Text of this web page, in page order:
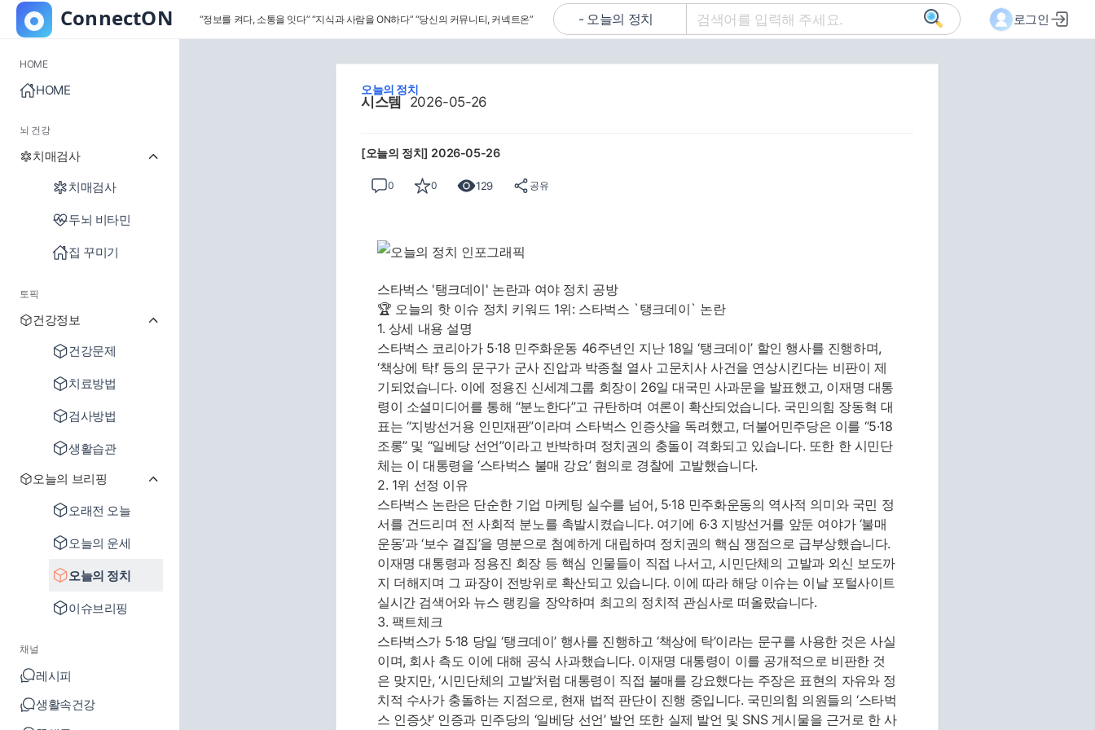
“정보를 켜다, 소통을 잇다” “지식과 사람을 ON하다” “당신의 커뮤니티, 커넥트온” 로그인
HOME
HOME
뇌 건강
치매검사
치매검사
두뇌 비타민
집 꾸미기
토픽
건강정보
건강문제
치료방법
검사방법
생활습관
오늘의 브리핑
오래전 오늘
오늘의 운세
오늘의 정치
이슈브리핑
채널
레시피
생활속건강
오늘의 정치
시스템 2026-05-26
[오늘의 정치] 2026-05-26
0 0 129 공유
스타벅스 '탱크데이' 논란과 여야 정치 공방
🏆 오늘의 핫 이슈 정치 키워드 1위: 스타벅스 `탱크데이` 논란
1. 상세 내용 설명
스타벅스 코리아가 5·18 민주화운동 46주년인 지난 18일 ‘탱크데이’ 할인 행사를 진행하며,
‘책상에 탁!’ 등의 문구가 군사 진압과 박종철 열사 고문치사 사건을 연상시킨다는 비판이 제
기되었습니다. 이에 정용진 신세계그룹 회장이 26일 대국민 사과문을 발표했고, 이재명 대통
령이 소셜미디어를 통해 “분노한다”고 규탄하며 여론이 확산되었습니다. 국민의힘 장동혁 대
표는 “지방선거용 인민재판”이라며 스타벅스 인증샷을 독려했고, 더불어민주당은 이를 “5·18
조롱” 및 “일베당 선언”이라고 반박하며 정치권의 충돌이 격화되고 있습니다. 또한 한 시민단
체는 이 대통령을 ‘스타벅스 불매 강요’ 혐의로 경찰에 고발했습니다.
2. 1위 선정 이유
스타벅스 논란은 단순한 기업 마케팅 실수를 넘어, 5·18 민주화운동의 역사적 의미와 국민 정
서를 건드리며 전 사회적 분노를 촉발시켰습니다. 여기에 6·3 지방선거를 앞둔 여야가 ‘불매
운동’과 ‘보수 결집’을 명분으로 첨예하게 대립하며 정치권의 핵심 쟁점으로 급부상했습니다.
이재명 대통령과 정용진 회장 등 핵심 인물들이 직접 나서고, 시민단체의 고발과 외신 보도까
지 더해지며 그 파장이 전방위로 확산되고 있습니다. 이에 따라 해당 이슈는 이날 포털사이트
실시간 검색어와 뉴스 랭킹을 장악하며 최고의 정치적 관심사로 떠올랐습니다.
3. 팩트체크
스타벅스가 5·18 당일 ‘탱크데이’ 행사를 진행하고 ‘책상에 탁’이라는 문구를 사용한 것은 사실
이며, 회사 측도 이에 대해 공식 사과했습니다. 이재명 대통령이 이를 공개적으로 비판한 것
은 맞지만, ‘시민단체의 고발’처럼 대통령이 직접 불매를 강요했다는 주장은 표현의 자유와 정
치적 수사가 충돌하는 지점으로, 현재 법적 판단이 진행 중입니다. 국민의힘 의원들의 ‘스타벅
스 인증샷’ 인증과 민주당의 ‘일베당 선언’ 발언 또한 실제 발언 및 SNS 게시물을 근거로 한 사